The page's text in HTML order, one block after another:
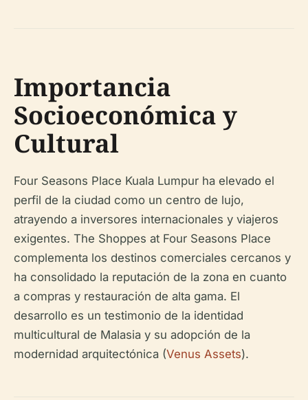
Importancia
Socioeconómica y
Cultural
Four Seasons Place Kuala Lumpur ha elevado el
perfil de la ciudad como un centro de lujo,
atrayendo a inversores internacionales y viajeros
exigentes. The Shoppes at Four Seasons Place
complementa los destinos comerciales cercanos y
ha consolidado la reputación de la zona en cuanto
a compras y restauración de alta gama. El
desarrollo es un testimonio de la identidad
multicultural de Malasia y su adopción de la
modernidad arquitectónica (Venus Assets).